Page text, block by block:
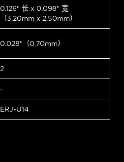
0.126" 长 x 0.098" 宽
（3.20mm x 2.50mm）
0.028"（0.70mm）
2
-
ERJ-U14